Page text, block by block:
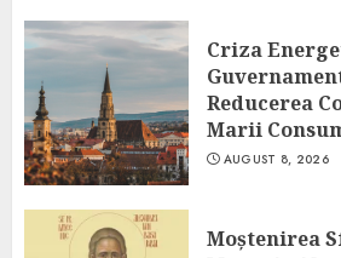
Criza
Reducerea
Marii
AUGUST 8, 2026
Moștenirea